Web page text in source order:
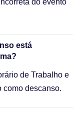
do evento
está
de Trabalho e
como descanso.